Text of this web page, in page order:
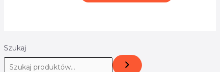
Szukaj